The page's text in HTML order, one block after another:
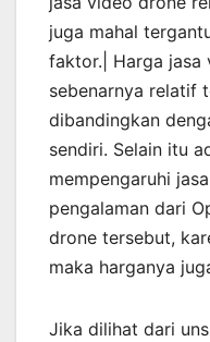
juga mahal
faktor.| Harga
sebenarnya relatif
dibandingkan
sendiri. Selain itu
mempengaruhi
pengalaman dari
drone tersebut,
maka harganya
Jika dilihat dari